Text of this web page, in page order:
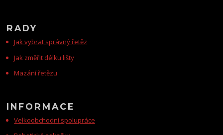
RADY
Jak vybrat správný řetěz
Jak změřit délku lišty
Mazání řetězu
INFORMACE
Velkoobchodní spolupráce